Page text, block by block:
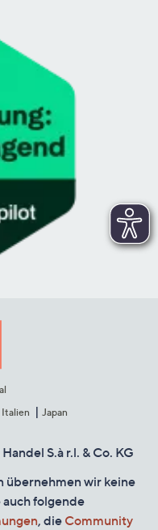
Italien Japan
S.à r.l. & Co. KG
übernehmen wir keine
folgende
, die Community